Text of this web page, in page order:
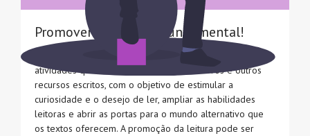
Promover a leitura, é fundamental!
A promoção da leitura consiste na realização de
atividades que induzam o contacto com livros e outros
recursos escritos, com o objetivo de estimular a
curiosidade e o desejo de ler, ampliar as habilidades
leitoras e abrir as portas para o mundo alternativo que
os textos oferecem. A promoção da leitura pode ser